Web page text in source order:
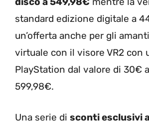
standard edizione digitale a
un’offerta anche per gli
virtuale con il visore VR2 con
PlayStation dal valore di 30€
599,98€.
Una serie di sconti esclusivi